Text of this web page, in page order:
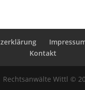
Kontakt
Rechtsanwälte Wittl ©